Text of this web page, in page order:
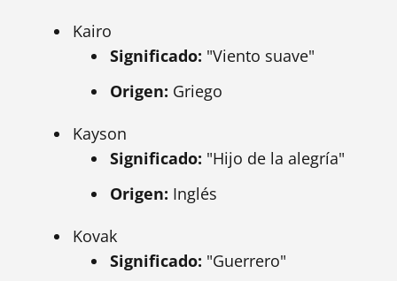
Kairo
Significado: "Viento suave"
Origen: Griego
Kayson
Significado: "Hijo de la alegría"
Origen: Inglés
Kovak
Significado: "Guerrero"